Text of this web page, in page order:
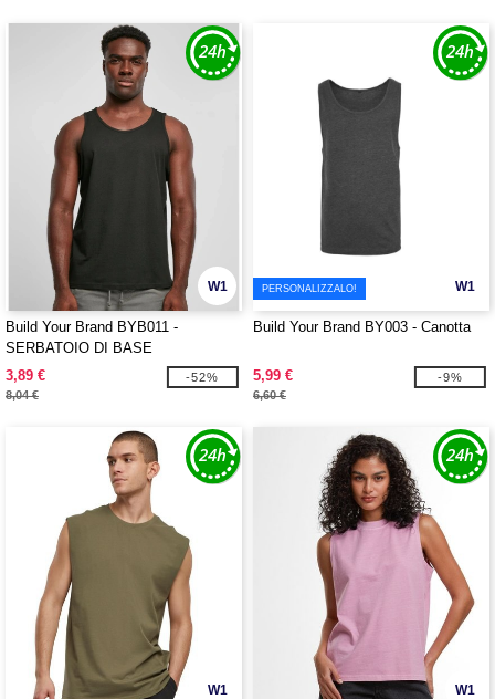
W1
Build Your Brand BYB011 -
SERBATOIO DI BASE
3,89 €
8,04 €
-52%
W1
PERSONALIZZALO!
Build Your Brand BY003 - Canotta
5,99 €
6,60 €
-9%
W1 W1